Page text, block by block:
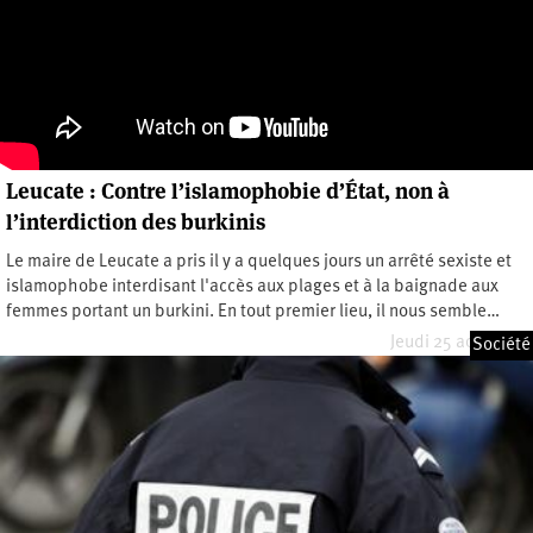
Leucate : Contre l’islamophobie d’État, non à
l’interdiction des burkinis
Le maire de Leucate a pris il y a quelques jours un arrêté sexiste et
islamophobe interdisant l'accès aux plages et à la baignade aux
femmes portant un burkini. En tout premier lieu, il nous semble…
Jeudi 25 août 2016
Société